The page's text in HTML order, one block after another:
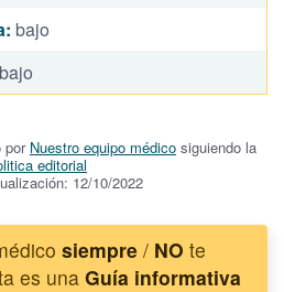
bajo
bajo
por Nuestro equipo médico siguiendo la
editorial
12/10/2022
siempre/ NO te
es unaGuía informativa